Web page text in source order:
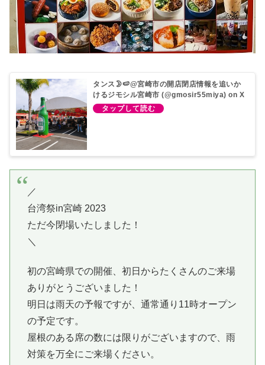
タンス🌛🍉@宮崎市の開店閉店情報を追いか
けるジモシル宮崎市 (@gmosir55miya) on X
／
台湾祭in宮崎 2023
ただ今閉場いたしました！
＼
初の宮崎県での開催、初日からたくさんのご来場
ありがとうございました！
明日は雨天の予報ですが、通常通り11時オープン
の予定です。
屋根のある席の数には限りがございますので、雨
対策を万全にご来場ください。